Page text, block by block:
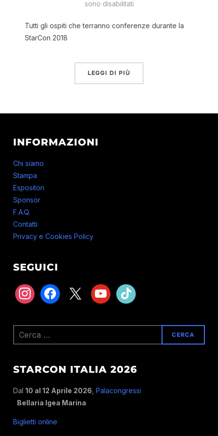
sono disabilitati
Tutti gli ospiti che terranno conferenze durante la
StarCon 2018
LEGGI DI PIÙ
INFORMAZIONI
Chi siamo
Stampa
Espositori
Sponsor
F.A.Q.
Contatti
Privacy e Cookies Policy
SEGUICI
instagramfacebook youtubetiktok
Ricerca
per:
STARCON ITALIA 2026
Dal 10 al 12 Aprile 2026 Palacongressi
Bellaria Igea Marina
Biglietti online